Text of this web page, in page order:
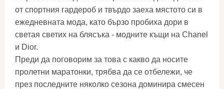
от спортния гардероб и твърдо заеха мястото си в
ежедневната мода, като бързо пробиха дори в
светая светих на блясъка - модните къщи на Chanel
и Dior.
Преди да поговорим за това с какво да носите
пролетни маратонки, трябва да се отбележи, че
през последните няколко сезона доминира смесен